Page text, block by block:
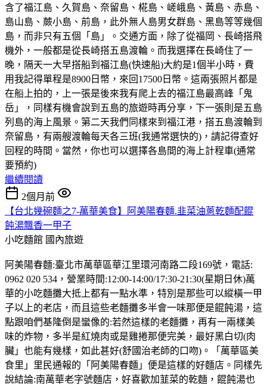
含了福江島、久賀島、奈留島、椛島、嵯峨島、黃島、赤島、
島山島、蕨小島、前島，此外無人島男女群島、黑島等等幾個
島，而非只有五個「島」。交通方面，除了從福岡、長崎搭飛
機外，一般都是從長崎搭五島渡輪。而我選擇在長崎住了一
晚，隔天一大早搭船到福江島(快速船)大約是1個半小時，費
用我記得單程是8900日幣，來回17500日幣。這兩張照片都是
在船上拍的，上一張是後來我有爬上去的福江島最高峰「鬼
岳」，同樣有機會說到五島的旅遊時再分享，下一張則是五島
列島的海上風景。第二天我們同樣來到福江港，搭五島渡輪到
奈留島，有兩艘渡輪每天各三班(我通常選快的)，請記得查好
回程的時間。當然，你也可以選擇各島間的海上計程車(通常
要預約)
繼續閱讀
2個月前
【台北幾碗麵之7-萬華美食】阿美陽春麵.韭菜油蔥乾麵配餛
飩湯飄香一甲子
小吃麵館 國內旅遊
阿美陽春麵:臺北市萬華區華江里環河南路二段169號，電話:
0962 020 534，營業時間:12:00-14:00/17:30-21:30(星期日休)萬
華的小吃麵攤大抵上都有一點水準，特別是那些可以縱橫一甲
子以上的老店，而且這些老麵攤多半會一味那便是餛飩湯，這
點跟咱們基隆倒是蠻像的:若然這樣的老麵攤，再有一兩樣美
味的炸物，多半是紅燒肉或是雞捲那便完美，最好黑白切(肉
臟」也能有幾樣，如此甚好(舒國治老師的口吻)。「萬華區美
食里」里民通報的「阿美陽春麵」便是這樣的好麵店。同樣先
說結論:南萬華老字號麵店，好喜歡加韮菜的乾麵，餛飩湯也